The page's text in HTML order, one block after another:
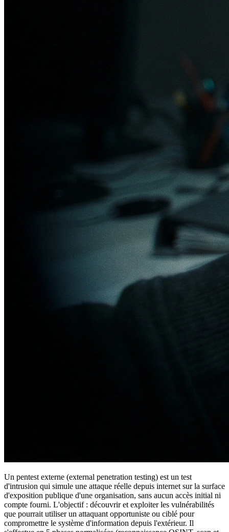
Un pentest externe (external penetration testing) est un test
d'intrusion qui simule une attaque réelle depuis internet sur la surface
d'exposition publique d'une organisation, sans aucun accès initial ni
compte fourni. L'objectif : découvrir et exploiter les vulnérabilités
que pourrait utiliser un attaquant opportuniste ou ciblé pour
compromettre le système d'information depuis l'extérieur. Il